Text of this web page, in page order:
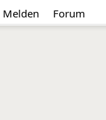
Forum